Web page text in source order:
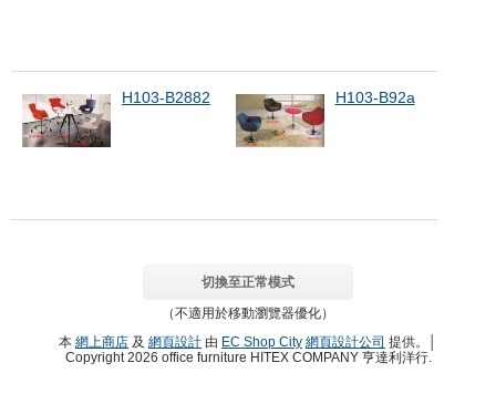
H103-B2882 H103-B92a
切換至正常模式
（不適用於移動瀏覽器優化）
本 網上商店 及 網頁設計 由 EC Shop City 網頁設計公司 提供。│
Copyright 2026 office furniture HITEX COMPANY 亨達利洋行.